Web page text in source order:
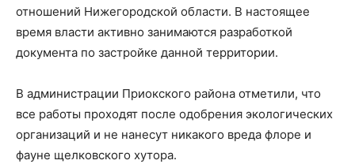
отношений Нижегородской области. В настоящее
время власти активно занимаются разработкой
документа по застройке данной территории.
В администрации Приокского района отметили, что
все работы проходят после одобрения экологических
организаций и не нанесут никакого вреда флоре и
фауне щелковского хутора.